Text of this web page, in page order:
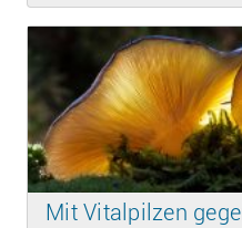
Mit Vitalpilzen